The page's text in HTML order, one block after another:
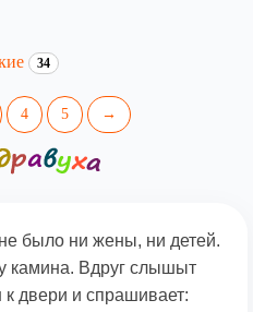
34
4 5 →
было ни жены, ни детей.
камина. Вдруг слышыт
к двери и спрашивает: